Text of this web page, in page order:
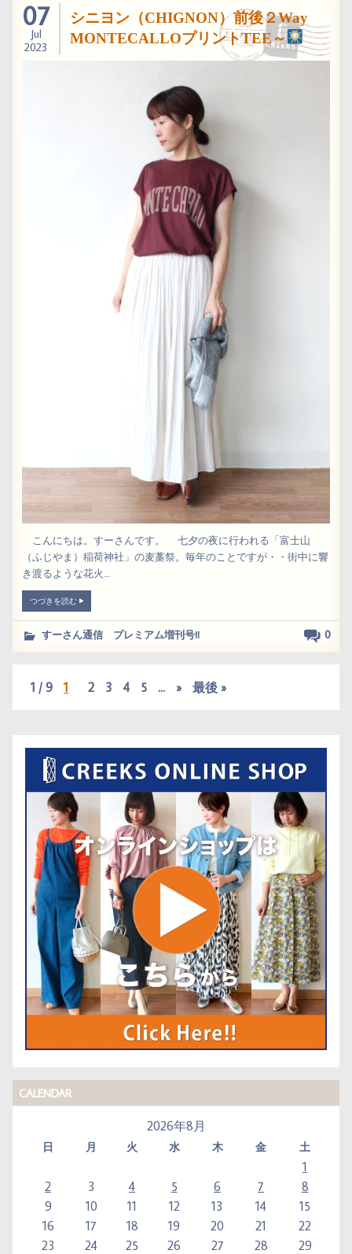
07
Jul
2023
シニヨン（CHIGNON）前後２Way
MONTECALLOプリントTEE～
こんにちは。すーさんです。 七夕の夜に行われる「富士山
（ふじやま）稲荷神社」の麦藁祭。毎年のことですが・・街中に響
き渡るような花火....
つづきを読む
0
すーさん通信 プレミアム増刊号!!
1 / 9 1 2 3 4 5 ... » 最後 »
CALENDAR
2026年8月
日 月 火 水 木 金 土
1
2
3 4 5 6 7
8
9
10 11 12 13 14
15
16
17 18 19 20 21
22
23
24 25 26 27 28
29